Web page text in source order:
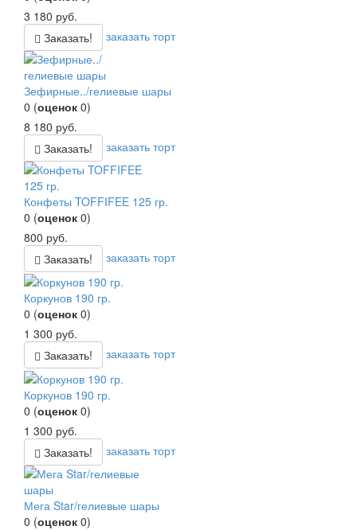
3 180 руб.
Заказать!
заказать торт
Зефирные../гелиевые шары
0 (оценок 0)
8 180 руб.
Заказать!
заказать торт
Конфеты TOFFIFEE 125 гр.
0 (оценок 0)
800 руб.
Заказать!
заказать торт
Коркунов 190 гр.
0 (оценок 0)
1 300 руб.
Заказать!
заказать торт
Коркунов 190 гр.
0 (оценок 0)
1 300 руб.
Заказать!
заказать торт
Мега Star/гелиевые шары
0 (оценок 0)